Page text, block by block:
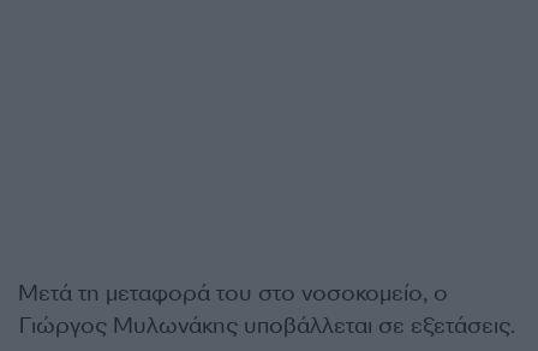
Μετά τη μεταφορά του στο νοσοκομείο, ο
Γιώργος Μυλωνάκης υποβάλλεται σε εξετάσεις.